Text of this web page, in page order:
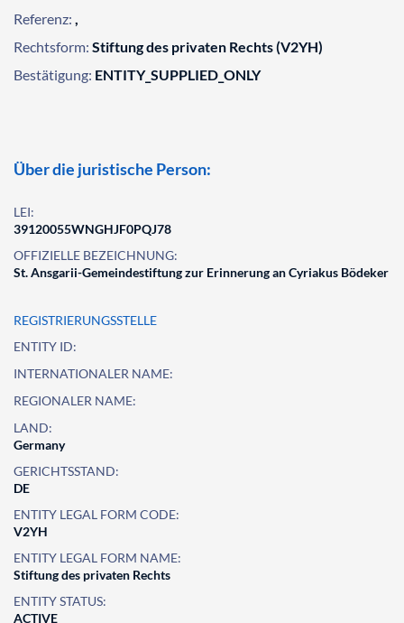
Referenz: ,
Rechtsform: Stiftung des privaten Rechts (V2YH)
Bestätigung: ENTITY_SUPPLIED_ONLY
Über die juristische Person:
LEI:
39120055WNGHJF0PQJ78
OFFIZIELLE BEZEICHNUNG:
St. Ansgarii-Gemeindestiftung zur Erinnerung an Cyriakus Bödeker
REGISTRIERUNGSSTELLE
ENTITY ID:
INTERNATIONALER NAME:
REGIONALER NAME:
LAND:
Germany
GERICHTSSTAND:
DE
ENTITY LEGAL FORM CODE:
V2YH
ENTITY LEGAL FORM NAME:
Stiftung des privaten Rechts
ENTITY STATUS:
ACTIVE